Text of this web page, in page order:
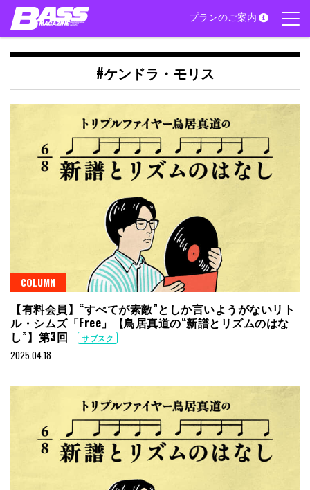
Skip
content
プランのご案内
#ケンドラ・モリス
COLUMN
【有料会員】“すべてが素敵”としか言いようがないリト
ル・シムズ「Free」【鳥居真道の“新譜とリズムのはな
し”】第3回
サブスク
2025.04.18